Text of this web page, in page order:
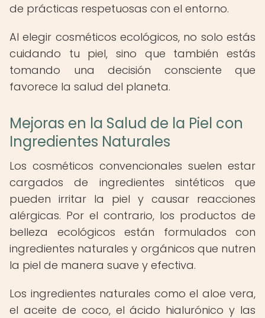
de prácticas respetuosas con el entorno.
Al elegir cosméticos ecológicos, no solo estás
cuidando tu piel, sino que también estás
tomando una decisión consciente que
favorece la salud del planeta.
Mejoras en la Salud de la Piel con
Ingredientes Naturales
Los cosméticos convencionales suelen estar
cargados de ingredientes sintéticos que
pueden irritar la piel y causar reacciones
alérgicas. Por el contrario, los productos de
belleza ecológicos están formulados con
ingredientes naturales y orgánicos que nutren
la piel de manera suave y efectiva.
Los ingredientes naturales como el aloe vera,
el aceite de coco, el ácido hialurónico y las